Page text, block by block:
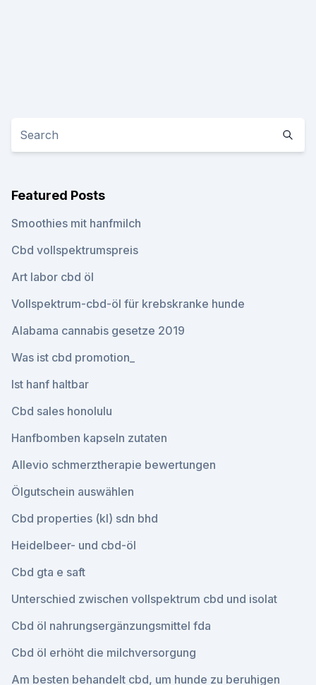
Featured Posts
Smoothies mit hanfmilch
Cbd vollspektrumspreis
Art labor cbd öl
Vollspektrum-cbd-öl für krebskranke hunde
Alabama cannabis gesetze 2019
Was ist cbd promotion_
Ist hanf haltbar
Cbd sales honolulu
Hanfbomben kapseln zutaten
Allevio schmerztherapie bewertungen
Ölgutschein auswählen
Cbd properties (kl) sdn bhd
Heidelbeer- und cbd-öl
Cbd gta e saft
Unterschied zwischen vollspektrum cbd und isolat
Cbd öl nahrungsergänzungsmittel fda
Cbd öl erhöht die milchversorgung
Am besten behandelt cbd, um hunde zu beruhigen